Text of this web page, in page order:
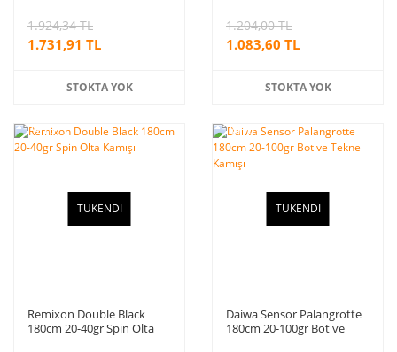
1.731,91 TL
1.924,34 TL
STOKTA YOK
1.083,60 TL
1.204,00 TL
STOKTA YOK
%10
TÜKENDİ
Remixon Double Black
180cm 20-40gr Spin Olta
%10
TÜKENDİ
Daiwa Sensor Palangrotte
180cm 20-100gr Bot ve